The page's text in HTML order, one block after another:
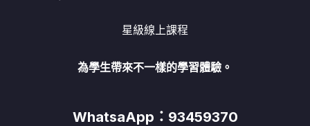
星級線上課程
為學生帶來不一樣的學習體驗。
WhatsaApp：93459370